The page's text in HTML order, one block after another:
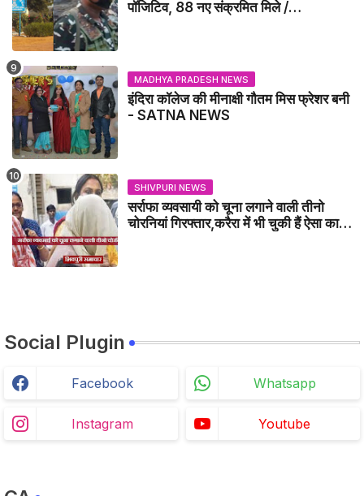
पॉजिटिव, 88 नए संक्रमित मिले /
MADHYA PRADESH NEWS
इंदिरा कॉलेज की मीनाक्षी गौतम मिस फ्रेशर बनी
- SATNA NEWS
SHIVPURI NEWS
सर्राफा व्यवसायी को चूना लगाने वाली तीनो
चोरनियां गिरफ्तार,करैरा में भी चुकी हैं ऐसा काण्ड
Social Plugin
Facebook Whatsapp
Instagram Youtube